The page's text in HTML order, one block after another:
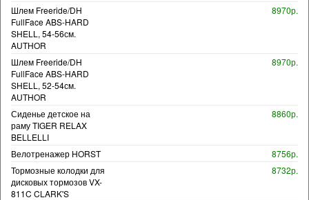
Шлем Freeride/DH
FullFace ABS-HARD
SHELL, 54-56см.
AUTHOR
8970р.
Шлем Freeride/DH
FullFace ABS-HARD
SHELL, 52-54см.
AUTHOR
8970р.
Сиденье детское на
раму TIGER RELAX
BELLELLI
8860р.
Велотренажер HORST
8756р.
Тормозные колодки для
дисковых тормозов VX-
811C CLARK'S
8732р.